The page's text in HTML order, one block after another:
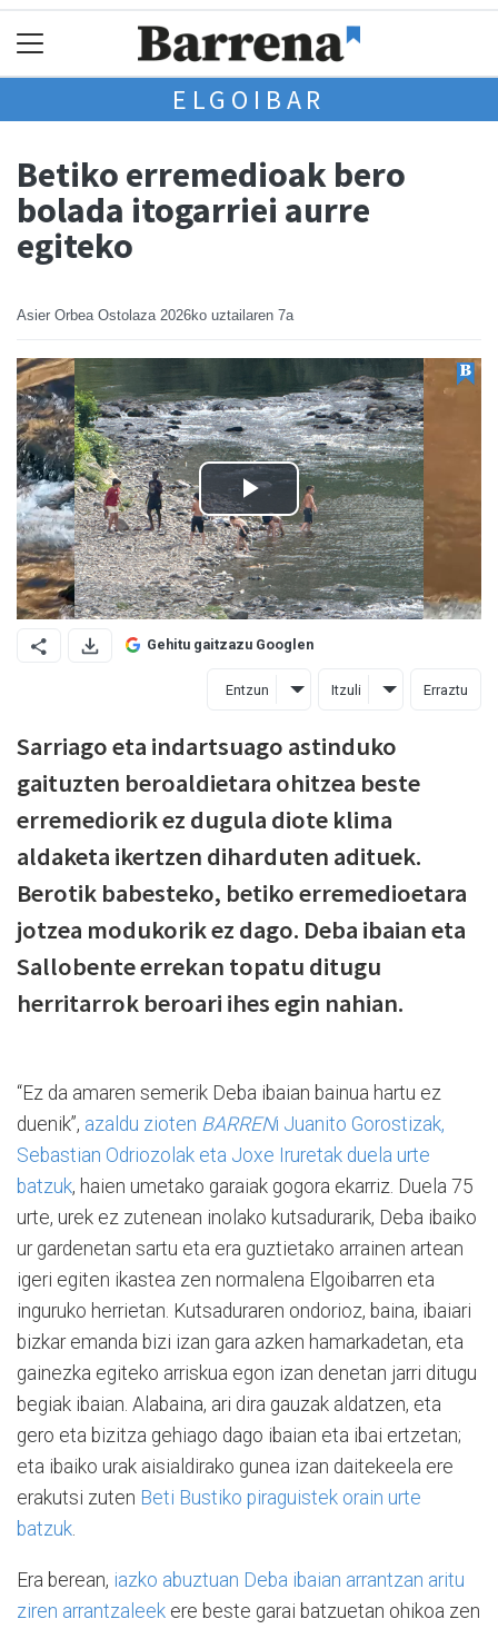
ELGOIBAR
Betiko erremedioak bero
bolada itogarriei aurre
egiteko
Asier Orbea Ostolaza 2026ko uztailaren 7a
Gehitu gaitzazu Googlen
Entzun Itzuli Erraztu
Sarriago eta indartsuago astinduko
gaituzten beroaldietara ohitzea beste
erremediorik ez dugula diote klima
aldaketa ikertzen diharduten adituek.
Berotik babesteko, betiko erremedioetara
jotzea modukorik ez dago. Deba ibaian eta
Sallobente errekan topatu ditugu
herritarrok beroari ihes egin nahian.
“Ez da amaren semerik Deba ibaian bainua hartu ez
duenik”, azaldu zioten BARRENi Juanito Gorostizak,
Sebastian Odriozolak eta Joxe Iruretak duela urte
batzuk, haien umetako garaiak gogora ekarriz. Duela 75
urte, urek ez zutenean inolako kutsadurarik, Deba ibaiko
ur gardenetan sartu eta era guztietako arrainen artean
igeri egiten ikastea zen normalena Elgoibarren eta
inguruko herrietan. Kutsaduraren ondorioz, baina, ibaiari
bizkar emanda bizi izan gara azken hamarkadetan, eta
gainezka egiteko arriskua egon izan denetan jarri ditugu
begiak ibaian. Alabaina, ari dira gauzak aldatzen, eta
gero eta bizitza gehiago dago ibaian eta ibai ertzetan;
eta ibaiko urak aisialdirako gunea izan daitekeela ere
erakutsi zuten Beti Bustiko piraguistek orain urte
batzuk
Era berean, iazko abuztuan Deba ibaian arrantzan aritu
ziren arrantzaleek ere beste garai batzuetan ohikoa zen